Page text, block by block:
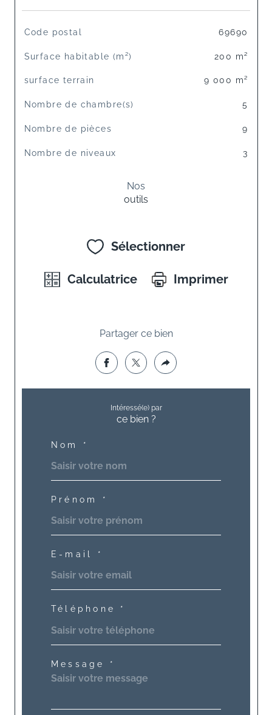
TRAD_SIROCCO_Caracteristique
Code postal 69690
Surface habitable (m²) 200 m²
surface terrain 9 000 m²
Nombre de chambre(s) 5
Nombre de pièces 9
Nombre de niveaux 3
Nos
outils
Sélectionner
Calculatrice Imprimer
Partager ce bien
Intéressé(e) par
ce bien ?
Nom *
Prénom *
E-mail *
Téléphone *
Message *